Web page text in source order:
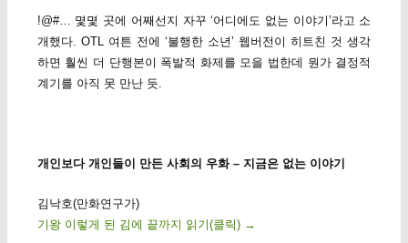
!@#… 몇몇 곳에 어째선지 자꾸 ‘어디에도 없는 이야기’라고 소
개했다. OTL 여튼 전에 ‘불행한 소년’ 웹버전이 히트친 것 생각
하면 훨씬 더 단행본이 폭발적 화제를 모을 법한데 뭔가 결정적
계기를 아직 못 만난 듯.
개인보다 개인들이 만든 사회의 우화 – 지금은 없는 이야기
김낙호(만화연구가)
기왕 이렇게 된 김에 끝까지 읽기(클릭) →